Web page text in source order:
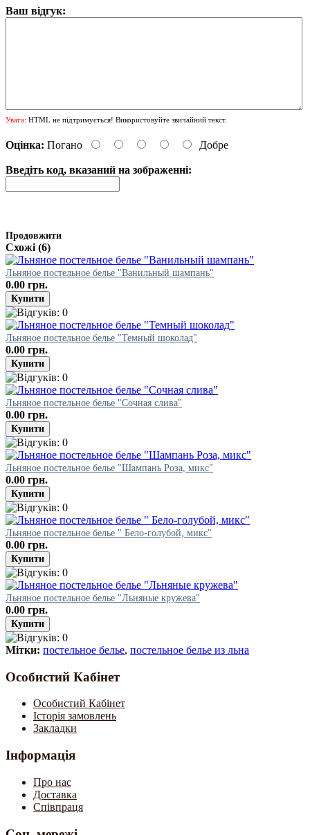
Ваш відгук:
Увага: HTML не підтримується! Використовуйте звичайний текст.
Оцінка: Погано Добре
Введіть код, вказаний на зображенні:
Продовжити
Схожі (6)
Льняное постельное белье "Ванильный шампань"
0.00 грн.
Льняное постельное белье "Темный шоколад"
0.00 грн.
Льняное постельное белье "Сочная слива"
0.00 грн.
Льняное постельное белье "Шампань Роза, микс"
0.00 грн.
Льняное постельное белье " Бело-голубой, микс"
0.00 грн.
Льняное постельное белье "Льняные кружева"
0.00 грн.
Мітки: постельное белье, постельное белье из льна
Особистий Кабінет
Особистий Кабінет
Історія замовлень
Закладки
Інформація
Про нас
Доставка
Співпраця